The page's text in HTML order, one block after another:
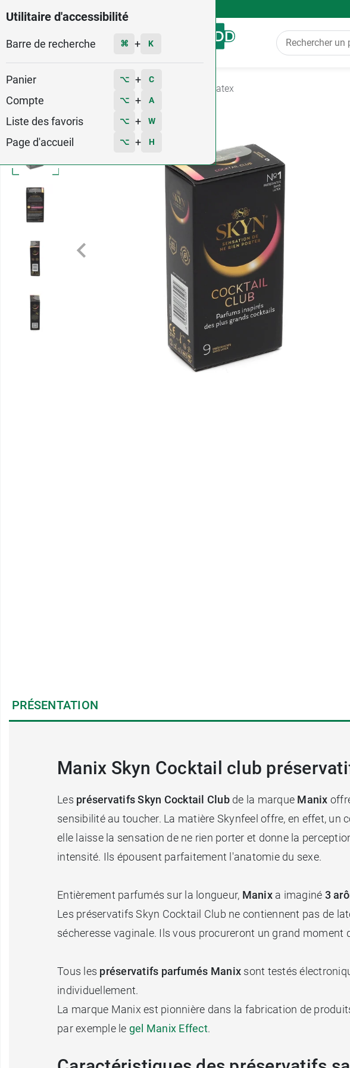
Utilitaire d'accessibilité
Barre de recherche ⌘ + K
Panier ⌥ + C
Compte ⌥ + A
Liste des favoris ⌥ + W
Page d'accueil ⌥ + H
Menu
Préservatif sans latex
PRÉSENTATION
Manix Skyn Cocktail club
Les préservatifs Skyn Cocktail Clubde la marque Manix
sensibilité au toucher. La matière Skynfeel offre, en effet, un
elle laisse la sensation de ne rien porter et donne la
intensité. Ils épousent parfaitement l'anatomie du sexe.
Entièrement parfumés sur la longueur, Manixa imaginé 3
Les préservatifs Skyn Cocktail Club ne contiennent pas de
sécheresse vaginale. Ils vous procureront un grand moment
Tous les préservatifs parfumés Manix sont testés
individuellement.
La marque Manix est pionnière dans la fabrication de
par exemple le gel Manix Effect.